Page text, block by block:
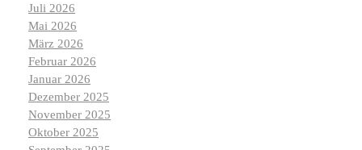
Juli 2026
Mai 2026
März 2026
Februar 2026
Januar 2026
Dezember 2025
November 2025
Oktober 2025